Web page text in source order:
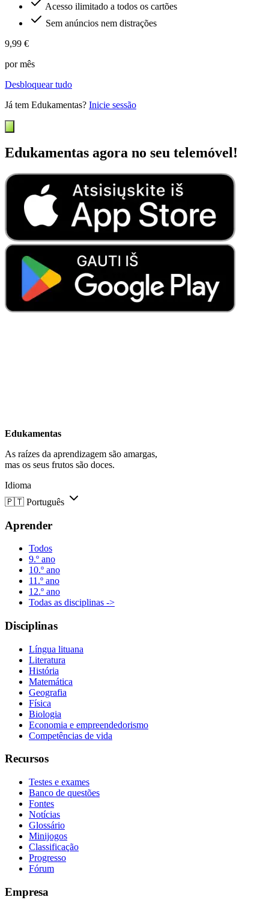
Acesso ilimitado a todos os cartões
Sem anúncios nem distrações
9,99 €
por mês
Desbloquear tudo
Já tem Edukamentas? Inicie sessão
Edukamentas agora no seu telemóvel!
Edukamentas
As raízes da aprendizagem são amargas,
mas os seus frutos são doces.
Idioma
🇵🇹 Português
Aprender
Todos
9.º ano
10.º ano
11.º ano
12.º ano
Todas as disciplinas ->
Disciplinas
Língua lituana
Literatura
História
Matemática
Geografia
Física
Biologia
Economia e empreendedorismo
Competências de vida
Recursos
Testes e exames
Banco de questões
Fontes
Notícias
Glossário
Minijogos
Classificação
Progresso
Fórum
Empresa